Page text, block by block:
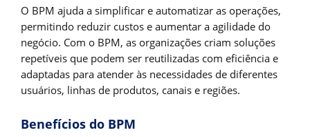
O BPM ajuda a simplificar e automatizar as operações,
permitindo reduzir custos e aumentar a agilidade do
negócio. Com o BPM, as organizações criam soluções
repetíveis que podem ser reutilizadas com eficiência e
adaptadas para atender às necessidades de diferentes
usuários, linhas de produtos, canais e regiões.
Benefícios do BPM